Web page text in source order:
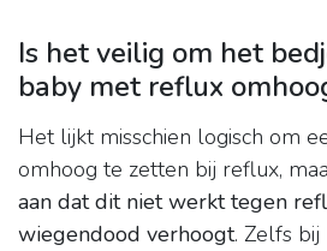
Is het veilig om het
baby met reflux
Het lijkt misschien logisch om
omhoog te zetten bij reflux,
aan dat dit niet werkt tegen
wiegendood verhoogt. Zelfs